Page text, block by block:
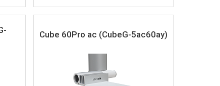
Cube 60Pro ac (CubeG-5ac60ay)